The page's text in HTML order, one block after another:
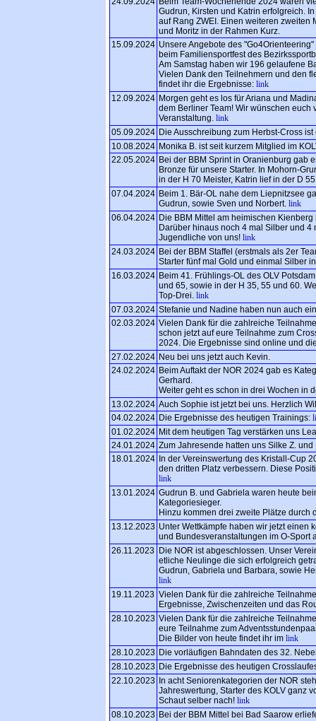
Gudrun, Kirsten und Katrin erfolgreich.
auf Rang ZWEI. Einen weiteren zweiten
und Moritz in der Rahmen Kurz.
15.09.2024 Unsere Angebote des
beim Familiensportfest des
Am Samstag haben wir 196 gelaufene
Vielen Dank den Teilnehmern und den
findet ihr die Ergebnisse: link
12.09.2024 Morgen geht es los für Ariana und
dem Berliner Team! Wir wünschen
Veranstaltung. link
05.09.2024 Die Ausschreibung zum Herbst-Cross
10.08.2024 Monika B. ist seit kurzem Mitglied im
22.05.2024 Bei der BBM Sprint in Oranienburg gab
Bronze für unsere Starter. In Mohorn-
in der H 70 Meister, Katrin lief in der D
07.04.2024 Beim 1. Bär-OL nahe dem Liepnitzsee
Gudrun, sowie Sven und Norbert. link
06.04.2024 Die BBM Mittel am heimischen
Darüber hinaus noch 4 mal Silber und
Jugendliche von uns! link
24.03.2024 Bei der BBM Staffel (erstmals als 2er
Starter fünf mal Gold und einmal Silber
16.03.2024 Beim 41. Frühlings-OL des OLV
und 65, sowie in der H 35, 55 und 60.
Top-Drei. link
07.03.2024 Stefanie und Nadine haben nun auch
02.03.2024 Vielen Dank für die zahlreiche
schon jetzt auf eure Teilnahme zum
2024. Die Ergebnisse sind online und
27.02.2024 Neu bei uns jetzt auch Kevin.
24.02.2024 Beim Auftakt der NOR 2024 gab es
Gerhard.
Weiter geht es schon in drei Wochen in
13.02.2024 Auch Sophie ist jetzt bei uns. Herzlich
04.02.2024 Die Ergebnisse des heutigen Trainings:
01.02.2024 Mit dem heutigen Tag verstärken uns
24.01.2024 Zum Jahresende hatten uns Silke Z.
18.01.2024 In der Vereinswertung des Kristall-Cup
den dritten Platz verbessern. Diese
link
13.01.2024 Gudrun B. und Gabriela waren heute
Kategoriesieger.
Hinzu kommen drei zweite Plätze durch
13.12.2023 Unter Wettkämpfe haben wir jetzt einen
und Bundesveranstaltungen im O-Sport
26.11.2023 Die NOR ist abgeschlossen. Unser
etliche Neulinge die sich erfolgreich
Gudrun, Gabriela und Barbara, sowie
link
19.11.2023 Vielen Dank für die zahlreiche
Ergebnisse, Zwischenzeiten und das
28.10.2023 Vielen Dank für die zahlreiche
eure Teilnahme zum
Die Bilder von heute findet ihr im link
28.10.2023 Die vorläufigen Bahndaten des 32.
28.10.2023 Die Ergebnisse des heutigen
22.10.2023 In acht Seniorenkategorien der NOR
Jahreswertung, Starter des KOLV ganz
Schaut selber nach! link
08.10.2023 Bei der BBM Mittel bei Bad Saarow